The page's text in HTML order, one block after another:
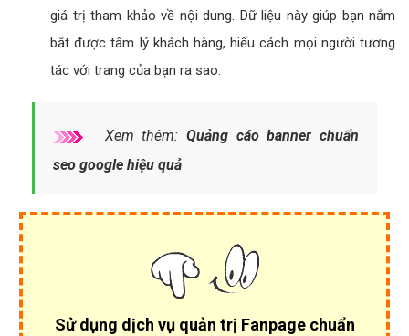
giá trị tham khảo về nội dung. Dữ liệu này giúp bạn nắm
bắt được tâm lý khách hàng, hiểu cách mọi người tương
tác với trang của bạn ra sao.
Xem thêm: Quảng cáo banner chuẩn
seo google hiệu quả
Sử dụng dịch vụ quản trị Fanpage chuẩn